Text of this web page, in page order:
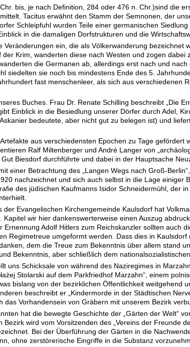
bis, je nach Definition, 284 oder 476 n. Chr.)sind die
Tacitus erwähnt den Stamm der Semnonen, der
Schleipfuhl wurden Teile einer germanischen
in die damaligen Dorfstrukturen und die
ein, die als Völkerwanderung bezeichnet
Krim, wanderten diese nach Westen und zogen
die Germanen ab, allerdings erst nach und
siedelten sie noch bis mindestens Ende des 5.
fast menschenleer, als sich aus verschiedenen
Buches. Frau Dr. Renate Schilling beschreibt „Die
Einblick in die Besiedlung unserer Dörfer durch Adel,
bedeutete, aber nicht gut zu belegen ist) und
aus verschiedensten Epochen zu Tage gefördert
Ralf Miltenberger und André Langer von
Biesdorf durchführte und dabei in der Hauptsache
einer Betrachtung des „Langen Wegs nach Groß-
nachzeichnet und sich auch selbst in die Lage einiger
des jüdischen Kaufmanns Isidor Schneidermühl, der
Evangelischen Kirchengemeinde Kaulsdorf hat
Kapitel wir hier dankenswerterweise einen Auszug
Ernennung Adolf Hitlers zum Reichskanzler sollten auch
Regimetreue umgeformt werden. Dass dies in
dem die Treue zum Bekenntnis über allem stand
Bekenntnis, aber schließlich dem
uns Schicksale von während des Naziregimes in
Stolarski auf dem Parkfriedhof Marzahn“, einem
bislang von der bezirklichen Öffentlichkeit weitgehend
beschreibt er „Kindermorde in der Städtischen
das Vorhandensein von Gräbern mit unserem Bezirk
hat die bewegte Geschichte der „Gärten der Welt“
wird vom Vorsitzenden des „Vereins der Freunde
Bei der Überführung der Gärten in die
ohne zerstörerische Eingriffe in die Substanz